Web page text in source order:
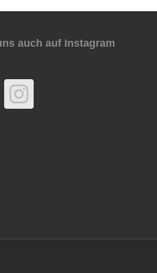
auch auf Instagram